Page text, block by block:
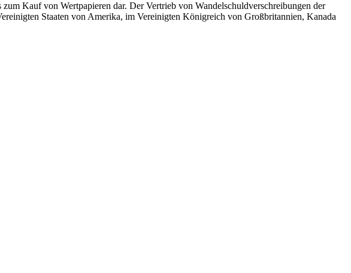
Kauf von Wertpapieren dar. Der Vertrieb von Wandelschuldverschreibungen der
Staaten von Amerika, im Vereinigten Königreich von Großbritannien, Kanada